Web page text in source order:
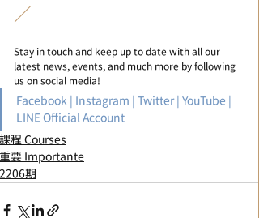
／
Stay in touch and keep up to date with all our
latest news, events, and much more by following
us on social media!
Facebook Instagram Twitter | YouTube
LINE Official Account
課程 Courses
重要 Importante
2206期